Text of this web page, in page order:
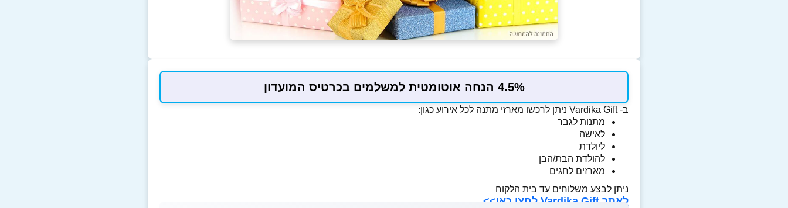
4.5% הנחה אוטומטית למשלמים בכרטיס המועדון
ב- Vardika Gift ניתן לרכשו מארזי מתנה לכל אירוע כגון:
מתנות לגבר
לאישה
ליולדת
להולדת הבת/הבן
מארזים לחגים
ניתן לבצע משלוחים עד בית הלקוח
לאתר Vardika Gift לחצו כאן>>